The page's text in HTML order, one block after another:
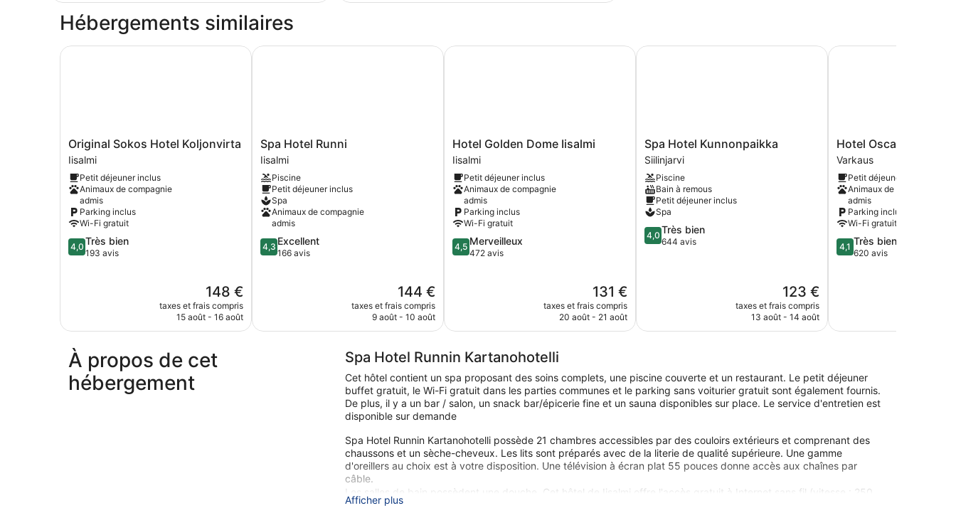
Studio
avec
Présidentielle
Hébergements similaires
Original
Sokos
Hotel
Koljonvirta
Iisalmi
Original Sokos Hotel Koljonvirta
Iisalmi
Petit déjeuner inclus
Animaux de compagnie
admis
Parking inclus
Wi-Fi gratuit
4.0
sur
4,0 Très bien
193 avis
Le
nouveau
prix
148 €
148 €
taxes et frais compris
15 août - 16 août
Original Sokos Hotel Koljonvirta
Spa
Hotel
Runni
Iisalmi
Spa Hotel Runni
Iisalmi
Piscine
Petit déjeuner inclus
Spa
Animaux de compagnie
admis
4.3
sur
4,3 Excellent
166 avis
Le
nouveau
prix
144 €
144 €
taxes et frais compris
9 août - 10 août
Spa Hotel Runni
Hotel
Golden
Dome
Iisalmi
Iisalmi
Hotel Golden Dome Iisalmi
Iisalmi
Petit déjeuner inclus
Animaux de compagnie
admis
Parking inclus
Wi-Fi gratuit
4.5
sur
4,5 Merveilleux
472 avis
Le
nouveau
prix
131 €
taxes et frais compris
20 août - 21 août
Hotel Golden Dome Iisalmi
Spa
Hotel
Kunnonpaikka
Siilinjarvi
Spa Hotel Kunnonpaikka
Siilinjarvi
Piscine
Bain à remous
Petit déjeuner inclus
Spa
4.0
sur
4,0 Très bien
644 avis
Le
nouveau
prix
123 €
taxes et frais compris
13 août - 14 août
Spa Hotel Kunnonpaikka
Hotel
Oscar
Varkaus
Hotel Oscar
Varkaus
Petit déjeuner inclus
Animaux de compagnie
admis
Parking inclus
Wi-Fi gratuit
4.1
sur
4,1 Très bien
620 avis
Hotel Oscar
À propos de cet
hébergement
Spa Hotel Runnin Kartanohotelli
Cet hôtel contient un spa proposant des soins complets, une piscine couverte et un restaurant. Le petit déjeuner
buffet gratuit, le Wi-Fi gratuit dans les parties communes et le parking sans voiturier gratuit sont également fournis.
De plus, il y a un bar / salon, un snack bar/épicerie fine et un sauna disponibles sur place. Le service d'entretien est
disponible sur demande
Spa Hotel Runnin Kartanohotelli possède 21 chambres accessibles par des couloirs extérieurs et comprenant des
chaussons et un sèche-cheveux. Les lits sont préparés avec de la literie de qualité supérieure. Une gamme
d'oreillers au choix est à votre disposition. Une télévision à écran plat 55 pouces donne accès aux chaînes par
câble.
Les salles de bain possèdent une douche. Cet hôtel de Iisalmi offre l'accès gratuit à Internet sans fil (vitesse : 250
Mbit/s ou plus (pour 3 à 5 pers. ou jusqu’à 10 appareils))Un service de ménage est fourni sur demande.
Afficher plus